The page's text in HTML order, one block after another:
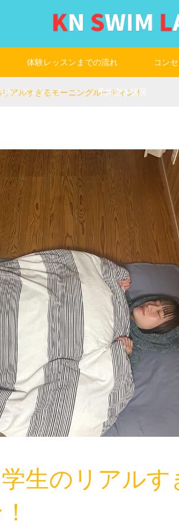
体験レッスンまでの流れ コン
チングスタッフ 予約空き状況
アルすぎるモーニングルーティン！
生のリアルす